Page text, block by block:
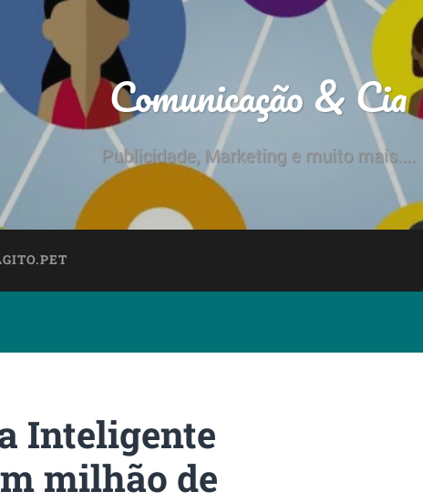
Comunicação & Cia
Publicidade, Marketing e muito mais....
Inteligente
milhão de